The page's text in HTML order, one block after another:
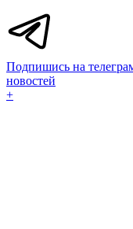
Подпишись на
новостей
+